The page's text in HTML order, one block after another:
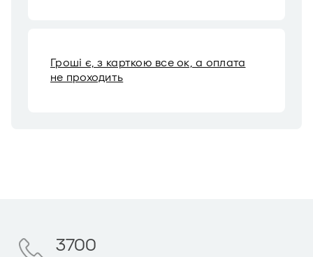
Гроші є, з карткою все ок, а оплата
не проходить
3700